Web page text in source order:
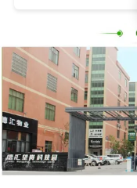
เสนอ
ราคา
COMPANY
NEWS